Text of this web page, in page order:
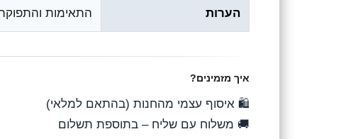
הערות התאימות
איך מזמינים?
🛍️ איסוף עצמי מהחנות (בהתאם למלאי)
🚚 משלוח עם שליח – בתוספת תשלום